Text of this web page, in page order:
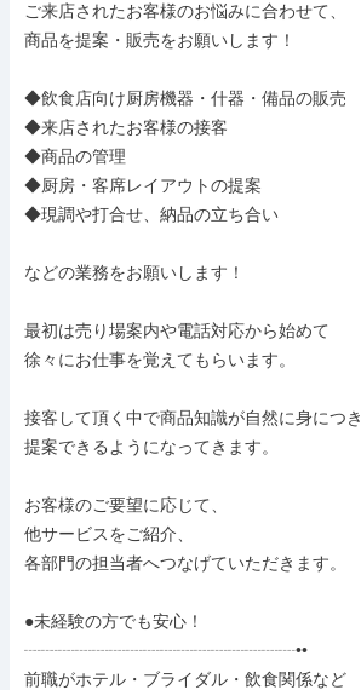
ご来店されたお客様のお悩みに合わせて、
商品を提案・販売をお願いします！
◆飲食店向け厨房機器・什器・備品の販売
◆来店されたお客様の接客
◆商品の管理
◆厨房・客席レイアウトの提案
◆現調や打合せ、納品の立ち合い
などの業務をお願いします！
最初は売り場案内や電話対応から始めて
徐々にお仕事を覚えてもらいます。
接客して頂く中で商品知識が自然に身につき
提案できるようになってきます。
お客様のご要望に応じて、
他サービスをご紹介、
各部門の担当者へつなげていただきます。
●未経験の方でも安心！
┈┈┈┈┈┈┈┈┈┈┈┈┈┈┈┈••
前職がホテル・ブライダル・飲食関係など